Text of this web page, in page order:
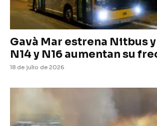
Gavà Mar estrena Nitbus
N14 y N16 aumentan su
18 de julio de 2026